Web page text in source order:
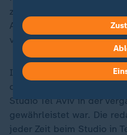
zur Aufklärung
Anhaltspunkte dafür
von PMP Hamas-
Im Rahmen der
dass eine unabhängige
Studio Tel Aviv in der
gewährleistet war. Die
jeder Zeit beim Studio in